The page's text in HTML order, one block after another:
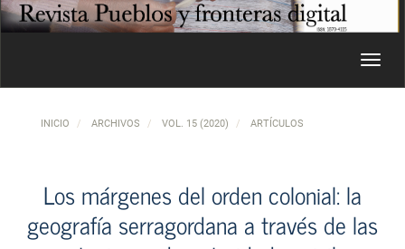
INICIO ARCHIVOS VOL. 15 (2020) ARTÍCULOS
Los márgenes del orden colonial: la
geografía serragordana a través de las